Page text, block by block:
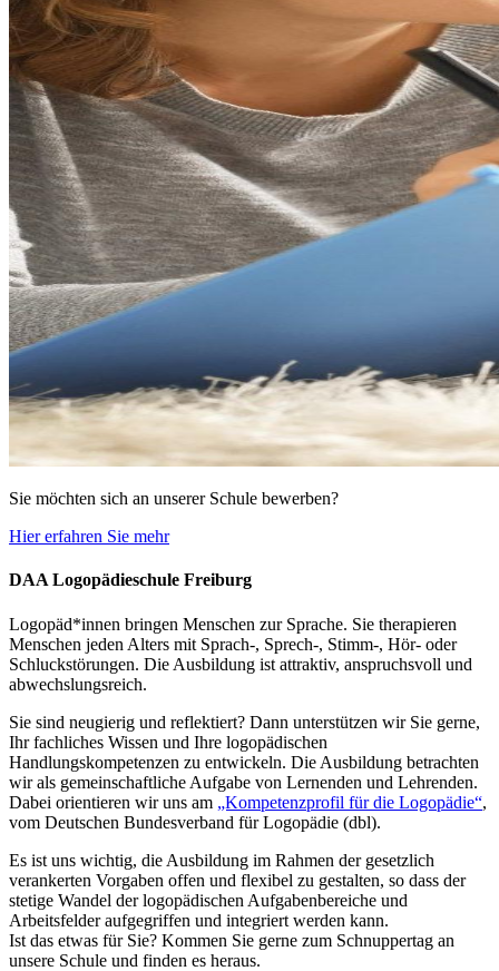
Sie möchten sich an unserer Schule bewerben?
Hier erfahren Sie mehr
DAA Logopädieschule Freiburg
Logopäd*innen bringen Menschen zur Sprache. Sie therapieren
Menschen jeden Alters mit Sprach-, Sprech-, Stimm-, Hör- oder
Schluckstörungen. Die Ausbildung ist attraktiv, anspruchsvoll und
abwechslungsreich.
Sie sind neugierig und reflektiert? Dann unterstützen wir Sie gerne,
Ihr fachliches Wissen und Ihre logopädischen
Handlungskompetenzen zu entwickeln. Die Ausbildung betrachten
wir als gemeinschaftliche Aufgabe von Lernenden und Lehrenden.
Dabei orientieren wir uns am „Kompetenzprofil für die Logopädie“,
vom Deutschen Bundesverband für Logopädie (dbl).
Es ist uns wichtig, die Ausbildung im Rahmen der gesetzlich
verankerten Vorgaben offen und flexibel zu gestalten, so dass der
stetige Wandel der logopädischen Aufgabenbereiche und
Arbeitsfelder aufgegriffen und integriert werden kann.
Ist das etwas für Sie? Kommen Sie gerne zum Schnuppertag an
unsere Schule und finden es heraus.